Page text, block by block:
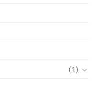
(1)